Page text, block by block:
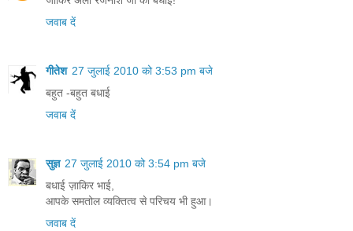
जवाब दें
गीतेश 27 जुलाई 2010 को 3:53 pm बजे
बहुत -बहुत बधाई
जवाब दें
सुज्ञ 27 जुलाई 2010 को 3:54 pm बजे
बधाई ज़ाकिर भाई,
आपके समतोल व्यक्तित्व से परिचय भी हुआ।
जवाब दें